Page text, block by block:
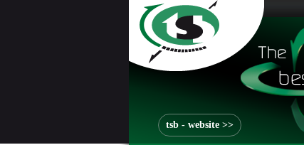
tsb - website >>